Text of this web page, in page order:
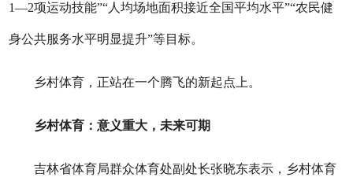
1—2项运动技能”“人均场地面积接近全国平均水平”“农民健
身公共服务水平明显提升”等目标。
乡村体育，正站在一个腾飞的新起点上。
乡村体育：意义重大，未来可期
吉林省体育局群众体育处副处长张晓东表示，乡村体育